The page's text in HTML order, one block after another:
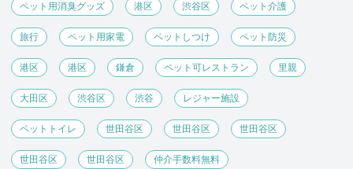
ペット用消臭グッズ 港区 渋谷区 ペット介護
旅行 ペット用家電 ペットしつけ ペット防災
港区 港区 鎌倉 ペット可レストラン 里親
大田区 渋谷区 渋谷 レジャー施設
ペットトイレ 世田谷区 世田谷区 世田谷区
世田谷区 世田谷区 仲介手数料無料